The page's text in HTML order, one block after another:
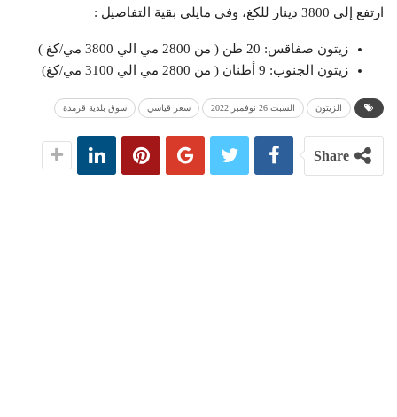
ارتفع إلى 3800 دينار للكغ، وفي مايلي بقية التفاصيل :
زيتون صفاقس: 20 طن ( من 2800 مي الي 3800 مي/كغ )
زيتون الجنوب: 9 أطنان ( من 2800 مي الي 3100 مي/كغ)
الزيتون السبت 26 نوفمبر 2022 سعر قياسي سوق بلدية قرمدة
Share